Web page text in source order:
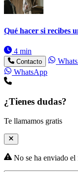
Qué hacer si recibes
4 min
Contacto
WhatsApp
¿Tienes dudas?
Te llamamos gratis
No se ha enviado